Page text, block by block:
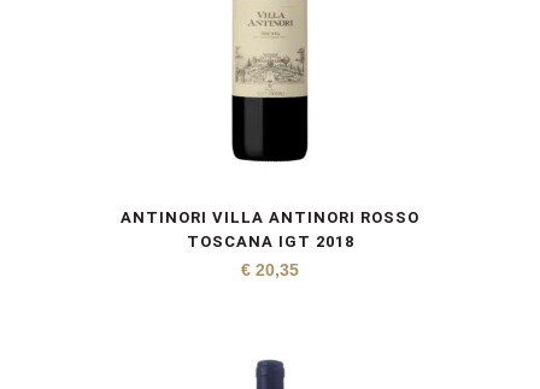
ANTINORI VILLA ANTINORI ROSSO
TOSCANA IGT 2018
€ 20,35